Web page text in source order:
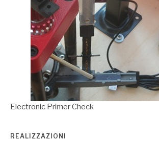
Electronic Primer Check
REALIZZAZIONI